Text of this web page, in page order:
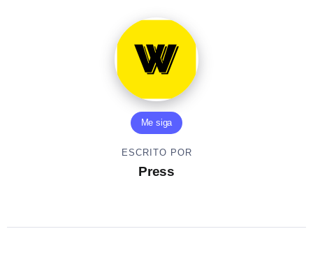
Me siga
ESCRITO POR
Press